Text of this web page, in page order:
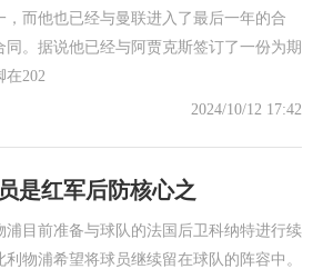
而他也已经与曼联进入了最后一年的合
。据说他已经与阿贾克斯签订了一份为期
在202
2024/10/12 17:42
是红军后防核心之
目前准备与球队的法国后卫科纳特进行续
物浦希望将球员继续留在球队的阵容中。